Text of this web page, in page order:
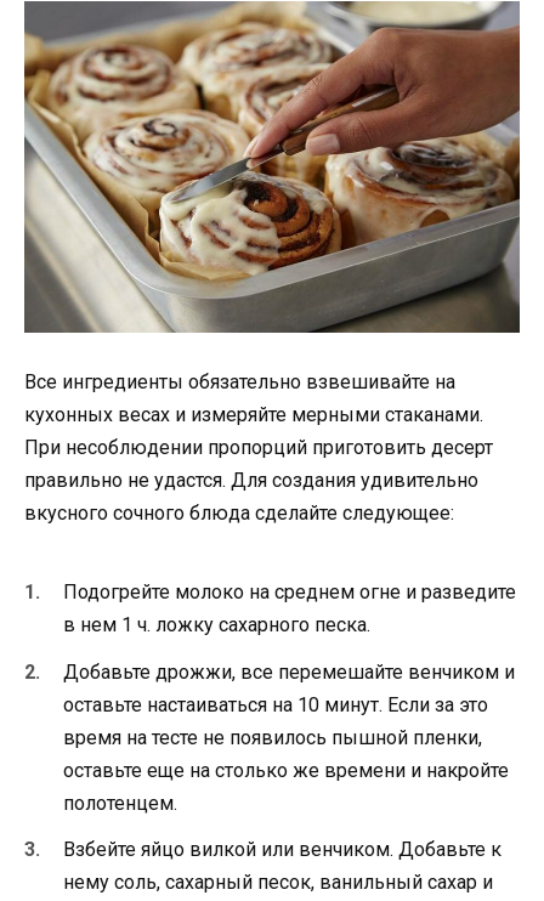
Все ингредиенты обязательно взвешивайте на
кухонных весах и измеряйте мерными стаканами.
При несоблюдении пропорций приготовить десерт
правильно не удастся. Для создания удивительно
вкусного сочного блюда сделайте следующее:
Подогрейте молоко на среднем огне и разведите
в нем 1 ч. ложку сахарного песка.
Добавьте дрожжи, все перемешайте венчиком и
оставьте настаиваться на 10 минут. Если за это
время на тесте не появилось пышной пленки,
оставьте еще на столько же времени и накройте
полотенцем.
Взбейте яйцо вилкой или венчиком. Добавьте к
нему соль, сахарный песок, ванильный сахар и